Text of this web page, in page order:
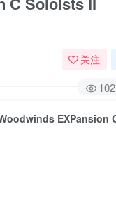
关注
102